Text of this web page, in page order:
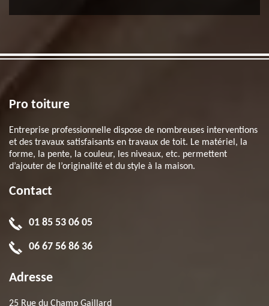
Pro toiture
Entreprise professionnelle dispose de nombreuses interventions
et des travaux satisfaisants en travaux de toit. Le matériel, la
forme, la pente, la couleur, les niveaux, etc. permettent
d’ajouter de l’originalité et du style à la maison.
Contact
01 85 53 06 05
06 67 56 86 36
Adresse
25 Rue du Champ Gaillard